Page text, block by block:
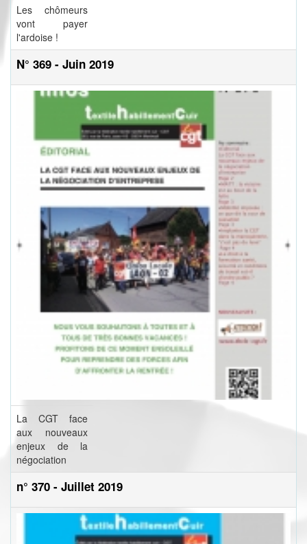
Les chômeurs
vont payer
l'ardoise !
N° 369 - Juin 2019
La CGT face
aux nouveaux
enjeux de la
négociation
n° 370 - Juillet 2019